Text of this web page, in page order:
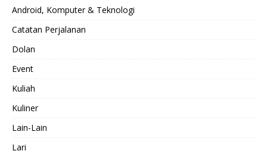
Android, Komputer & Teknologi
Catatan Perjalanan
Dolan
Event
Kuliah
Kuliner
Lain-Lain
Lari